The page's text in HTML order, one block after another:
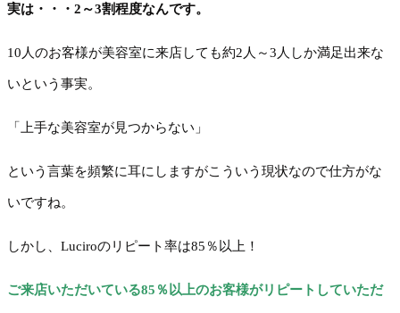
実は・・・2～3割程度なんです。
10人のお客様が美容室に来店しても約2人～3人しか満足出来な
いという事実。
「上手な美容室が見つからない」
という言葉を頻繁に耳にしますがこういう現状なので仕方がな
いですね。
しかし、Luciroのリピート率は85％以上！
ご来店いただいている85％以上のお客様がリピートしていただ